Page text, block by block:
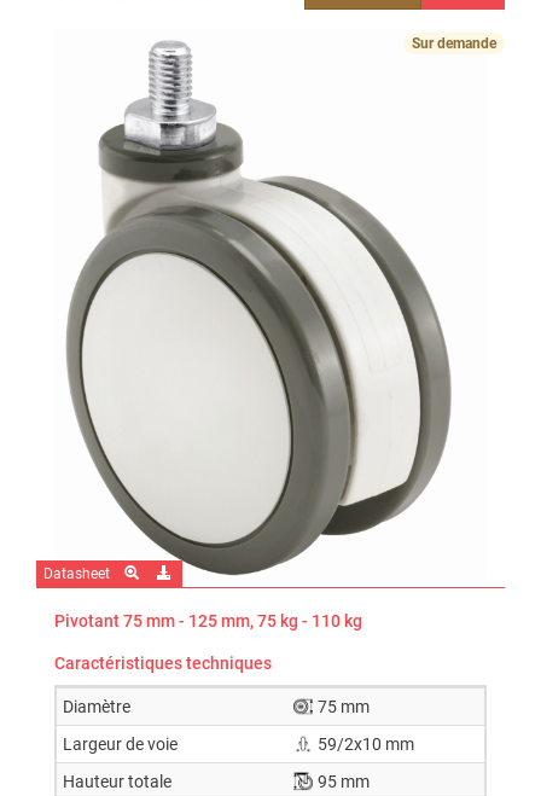
Sur demande
Datasheet
Pivotant 75 mm - 125 mm, 75 kg - 110 kg
Caractéristiques techniques
Diamètre
75 mm
Largeur de voie
59/2x10 mm
Hauteur totale
95 mm